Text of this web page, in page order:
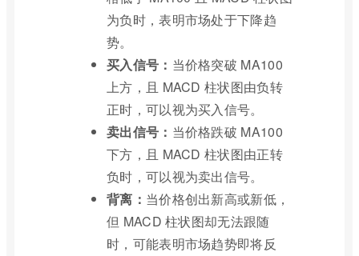
为负时，表明市场处于下降趋
势。
买入信号： 当价格突破 MA100
上方，且 MACD 柱状图由负转
正时，可以视为买入信号。
卖出信号： 当价格跌破 MA100
下方，且 MACD 柱状图由正转
负时，可以视为卖出信号。
背离： 当价格创出新高或新低，
但 MACD 柱状图却无法跟随
时，可能表明市场趋势即将反